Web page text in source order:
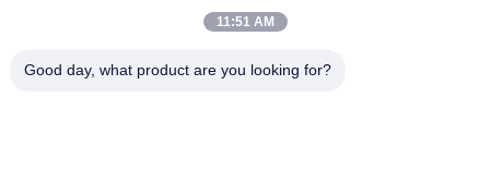
LTD.
11:51 AM
Good day, what product are you looking for?